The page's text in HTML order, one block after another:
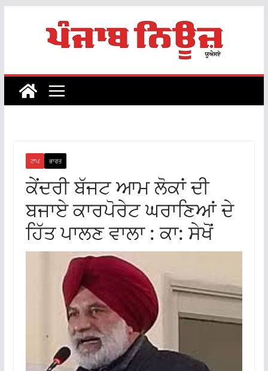
ਟਾਪ ਭਾਰਤ
ਕੇਂਦਰੀ ਬੱਜਟ ਆਮ ਲੋਕਾਂ ਦੀ
ਬਜਾਏ ਕਾਰਪੋਰੇਟ ਘਰਾਣਿਆਂ ਦੇ
ਹਿੱਤ ਪਾਲਣ ਵਾਲਾ : ਕਾ: ਸੇਖੋਂ